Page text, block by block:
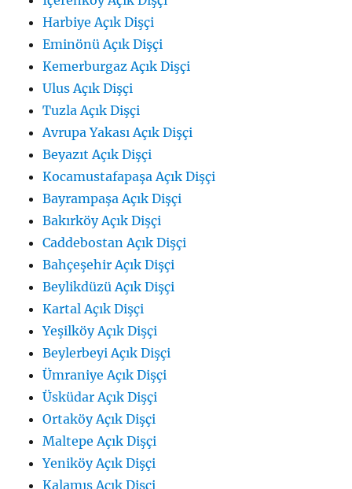
Harbiye Açık Dişçi
Eminönü Açık Dişçi
Kemerburgaz Açık Dişçi
Ulus Açık Dişçi
Tuzla Açık Dişçi
Avrupa Yakası Açık Dişçi
Beyazıt Açık Dişçi
Kocamustafapaşa Açık Dişçi
Bayrampaşa Açık Dişçi
Bakırköy Açık Dişçi
Caddebostan Açık Dişçi
Bahçeşehir Açık Dişçi
Beylikdüzü Açık Dişçi
Kartal Açık Dişçi
Yeşilköy Açık Dişçi
Beylerbeyi Açık Dişçi
Ümraniye Açık Dişçi
Üsküdar Açık Dişçi
Ortaköy Açık Dişçi
Maltepe Açık Dişçi
Yeniköy Açık Dişçi
Kalamış Açık Dişçi